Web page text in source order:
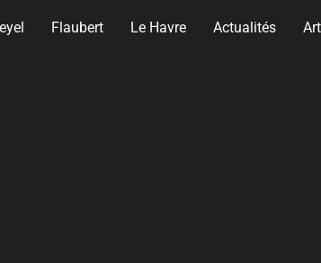
Flaubert Le Havre Actualités